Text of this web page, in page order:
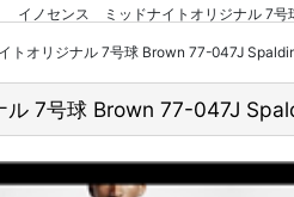
イノセンス ミッドナイトオリジナル 7号
トオリジナル 7号球 Brown 77-047J
7号球 Brown 77-047J